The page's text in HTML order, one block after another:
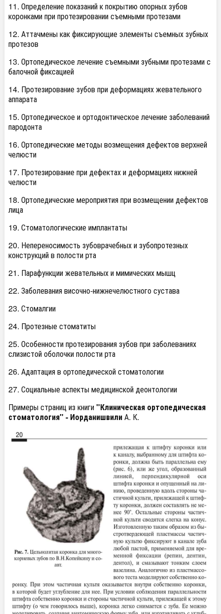
11. Определение показаний к покрытию опорных зубов
коронками при протезировании съемными протезами
12. Аттачмены как фиксирующие элементы съемных зубных
протезов
13. Ортопедическое лечение съемными зубными протезами с
балочной фиксацией
14. Протезирование зубов при деформациях жевательного
аппарата
15. Ортопедическое и ортодонтическое лечение заболеваний
пародонта
16. Ортопедические методы возмещения дефектов верхней
челюсти
17. Протезирование при дефектах и деформациях нижней
челюсти
18. Ортопедические мероприятия при возмещении дефектов
лица
19. Стоматологические имплантаты
20. Непереносимость зубоврачебных и зубопротезных
конструкций в полости рта
21. Парафункции жевательных и мимических мышц
22. Заболевания височно-нижнечелюстного сустава
23. Стомалгии
24. Протезные стоматиты
25. Особенности протезирования зубов при заболеваниях
слизистой оболочки полости рта
26. Адаптация в ортопедической стоматологии
27. Социальные аспекты медицинской деонтологии
Примеры страниц из книги"Клиническая ортопедическая
стоматология" - ИорданишвилиА. К.